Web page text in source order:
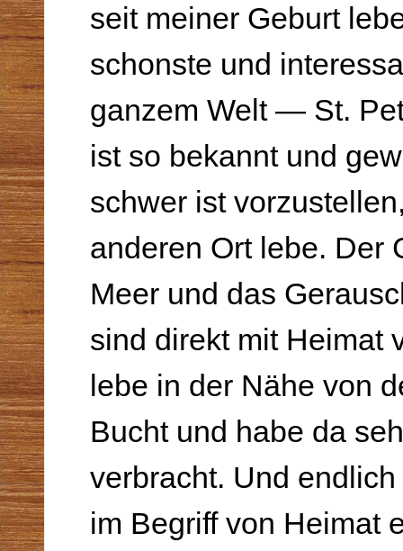
seit meiner Geburt
schonste und
ganzem Welt — St.
ist so bekannt und
schwer ist
anderen Ort lebe. Der
Meer und das
sind direkt mit Heimat
lebe in der Nähe von
Bucht und habe da
verbracht. Und
im Begriff von Heimat